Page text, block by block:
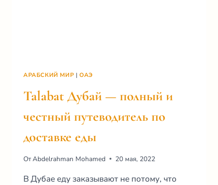
АРАБСКИЙ МИР | ОАЭ
Talabat Дубай — полный и
честный путеводитель по
доставке еды
ОтAbdelrahman Mohamed 20 мая, 2022
В Дубае еду заказывают не потому, что